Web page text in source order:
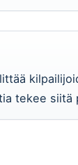
tekee